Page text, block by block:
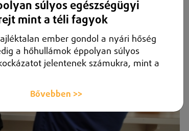
súlyos egészségügyi
mint a téli fagyok
ember gondol a nyári hőség
a hőhullámok éppolyan súlyos
jelentenek számukra, mint a
Bővebben >>